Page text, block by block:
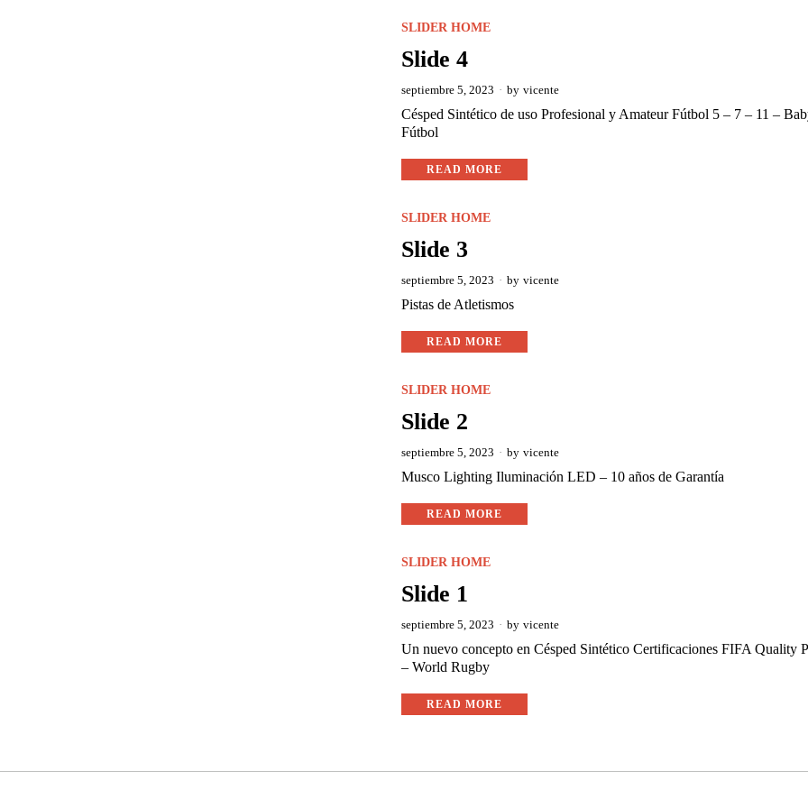
SLIDER HOME
Slide 4
septiembre 5, 2023 by vicente
Césped Sintético de uso Profesional y Amateur Fútbol 5 – 7 – 11 –
Fútbol
READ MORE
SLIDER HOME
Slide 3
septiembre 5, 2023 by vicente
Pistas de Atletismos
READ MORE
SLIDER HOME
Slide 2
septiembre 5, 2023 by vicente
Musco Lighting Iluminación LED – 10 años de Garantía
READ MORE
SLIDER HOME
Slide 1
septiembre 5, 2023 by vicente
Un nuevo concepto en Césped Sintético Certificaciones FIFA Quality
– World Rugby
READ MORE